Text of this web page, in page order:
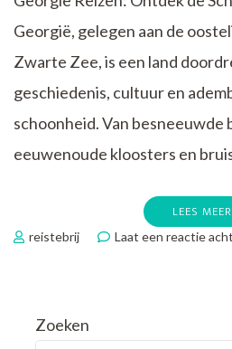
Georgië, gelegen aan de
Zwarte Zee, is een land
geschiedenis, cultuur en
schoonheid. Van
eeuwenoude kloosters en
LEES MEER
reistebrij Laat een reactie
Zoeken